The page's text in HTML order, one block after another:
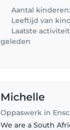
grappige baby.
een speelse en
we hopen dat je
met..
Aantal kinderen:
Leeftijd van
Laatste
geleden
Michelle
Oppaswerk in
We are a South